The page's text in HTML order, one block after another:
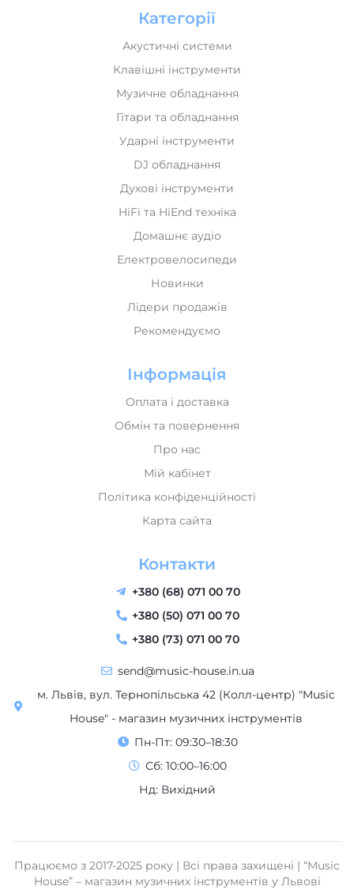
Категорії
Акустичні системи
Клавішні інструменти
Музичне обладнання
Гітари та обладнання
Ударні інструменти
DJ обладнання
Духові інструменти
HiFi та HiEnd техніка
Домашнє аудіо
Електровелосипеди
Новинки
Лідери продажів
Рекомендуємо
Інформація
Оплата і доставка
Обмін та повернення
Про нас
Мій кабінет
Політика конфіденційності
Карта сайта
Контакти
+380 (68) 071 00 70
+380 (50) 071 00 70
+380 (73) 071 00 70
send@music-house.in.ua
м. Львів, вул. Тернопільська 42 (Колл-центр) "Music
House" - магазин музичних інструментів
Пн-Пт: 09:30–18:30
Сб: 10:00–16:00
Нд: Вихідний
Працюємо з 2017-2025 року | Всі права захищені | “Music
House” – магазин музичних інструментів у Львові
ЗВ'ЯЗКУ